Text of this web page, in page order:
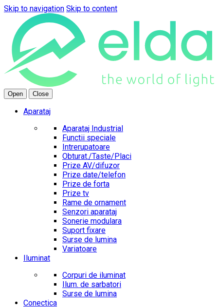
Skip to navigation Skip to content
Open Close
Aparataj
Aparataj Industrial
Functii speciale
Intrerupatoare
Obturat./Taste/Placi
Prize AV/difuzor
Prize date/telefon
Prize de forta
Prize tv
Rame de ornament
Senzori aparataj
Sonerie modulara
Suport fixare
Surse de lumina
Variatoare
Iluminat
Corpuri de iluminat
Ilum. de sarbatori
Surse de lumina
Conectica